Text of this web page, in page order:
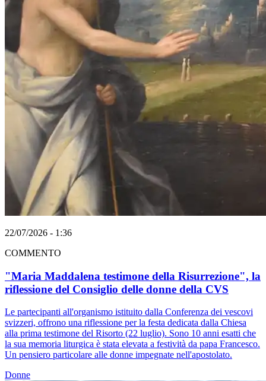
22/07/2026 - 1:36
COMMENTO
"Maria Maddalena testimone della Risurrezione", la
riflessione del Consiglio delle donne della CVS
Le partecipanti all'organismo istituito dalla Conferenza dei vescovi
svizzeri, offrono una riflessione per la festa dedicata dalla Chiesa
alla prima testimone del Risorto (22 luglio). Sono 10 anni esatti che
la sua memoria liturgica è stata elevata a festività da papa Francesco.
Un pensiero particolare alle donne impegnate nell'apostolato.
Donne